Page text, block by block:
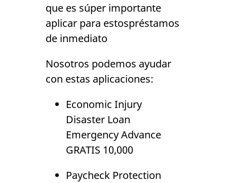
que es súper importante
aplicar para estospréstamos
de inmediato
Nosotros podemos ayudar
con estas aplicaciones:
Economic Injury
Disaster Loan
Emergency Advance
GRATIS 10,000
Paycheck Protection